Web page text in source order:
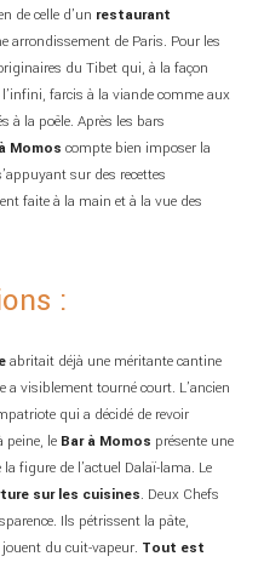
de celle d’un restaurant
arrondissement de Paris. Pour les
du Tibet qui, à la façon
farcis à la viande comme aux
à la poêle. Après les bars
Momos compte bien imposer la
sur des recettes
faite à la main et à la vue des
:
abritait déjà une méritante cantine
a visiblement tourné court. L’ancien
qui a décidé de revoir
peine, le Bar à Momos présente une
figure de l’actuel Dalaï-lama. Le
sur les cuisines. Deux Chefs
Ils pétrissent la pâte,
du cuit-vapeur. Tout est